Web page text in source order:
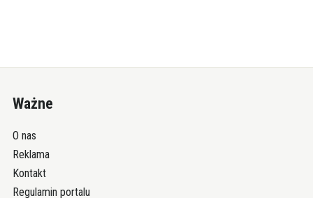
Ważne
O nas
Reklama
Kontakt
Regulamin portalu